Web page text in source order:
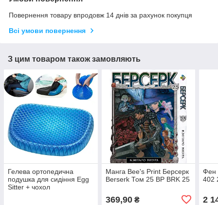
Повернення товару впродовж 14 днів за рахунок покупця
Всі умови повернення
З цим товаром також замовляють
Гелева ортопедична
подушка для сидіння Egg
Sitter + чохол
Манга Bee's Print Берсерк
Berserk Том 25 BP BRK 25
369,90₴
Фен
402
2